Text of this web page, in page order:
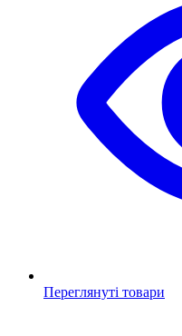
Переглянуті товари